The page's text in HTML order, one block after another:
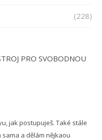
(228)
PRO SVOBODNOU
jak postupuješ. Také stále
a dělám nějkaou